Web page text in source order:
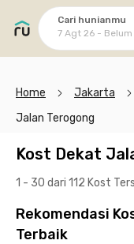
Cari hunianmu
7 Agt 26 -
Home Jakarta
Jalan Terogong
Kost Dekat
1 - 30 dari 112 Kost
Rekomendasi
Terbaik